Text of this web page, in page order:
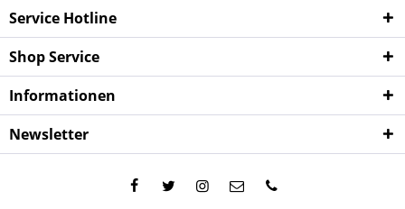
Service Hotline
Shop Service
Informationen
Newsletter